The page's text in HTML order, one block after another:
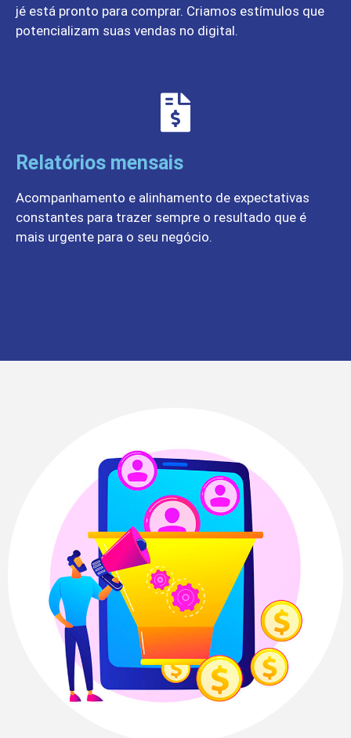
jé está pronto para comprar. Criamos estímulos que
potencializam suas vendas no digital.
Relatórios mensais
Acompanhamento e alinhamento de expectativas
constantes para trazer sempre o resultado que é
mais urgente para o seu negócio.